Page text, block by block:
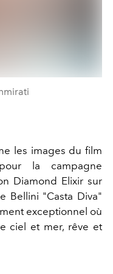
les images du film
la campagne
Diamond Elixir sur
Bellini "Casta Diva"
exceptionnel où
ciel et mer, rêve et